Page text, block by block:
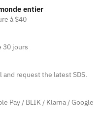
entier
à $40
30 jours
request the latest SDS.
Pay / BLIK / Klarna / Google